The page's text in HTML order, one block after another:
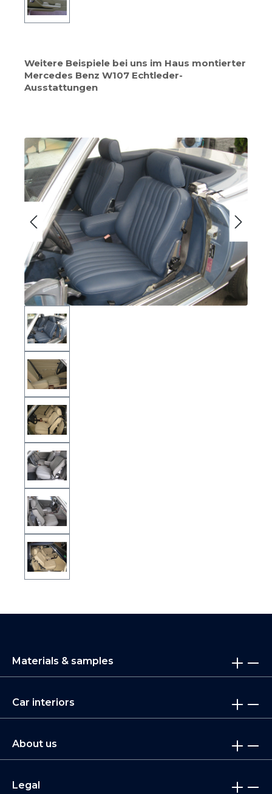
Weitere Beispiele bei uns im Haus montierter
Mercedes Benz W107 Echtleder-
Ausstattungen
Skip image gallery
Materials & samples
Car interiors
About us
Legal